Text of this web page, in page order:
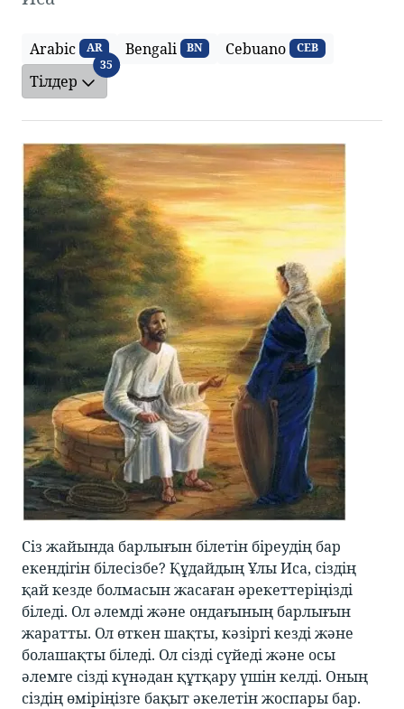
Arabic AR Bengali BN Cebuano CEB
Тілдер
35 Тілдер
Сіз жайында барлығын білетін біреудің бар
екендігін білесізбе? Құдайдың Ұлы Иса, сіздің
қай кезде болмасын жасаған әрекеттеріңізді
біледі. Ол әлемді және ондағының барлығын
жаратты. Ол өткен шақты, кәзіргі кезді және
болашақты біледі. Ол сізді сүйеді және осы
әлемге сізді күнәдан құтқару үшін келді. Оның
сіздің өміріңізге бақыт әкелетін жоспары бар.